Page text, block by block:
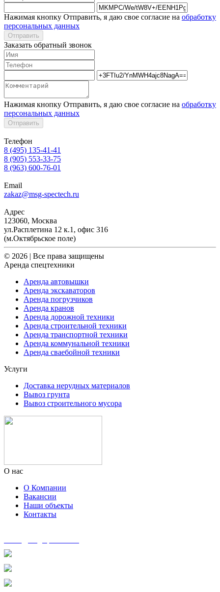
Нажимая кнопку Отправить, я даю свое согласие на обработку
персональных данных
Отправить
Заказать обратный звонок
Нажимая кнопку Отправить, я даю свое согласие на обработку
персональных данных
Отправить
Телефон
8 (495) 135-41-41
8 (905) 553-33-75
8 (963) 600-76-01
Email
zakaz@msg-spectech.ru
Адрес
123060, Москва
ул.Расплетина 12 к.1, офис 316
(м.Октябрьское поле)
© 2026 | Все права защищены
Аренда спецтехники
Аренда автовышки
Аренда экскаваторов
Аренда погрузчиков
Аренда кранов
Аренда дорожной техники
Аренда строительной техники
Аренда транспортной техники
Аренда коммунальной техники
Аренда сваебойной техники
Услуги
Доставка нерудных материалов
Вывоз грунта
Вывоз строительного мусора
О нас
О Компании
Вакансии
Наши объекты
Контакты